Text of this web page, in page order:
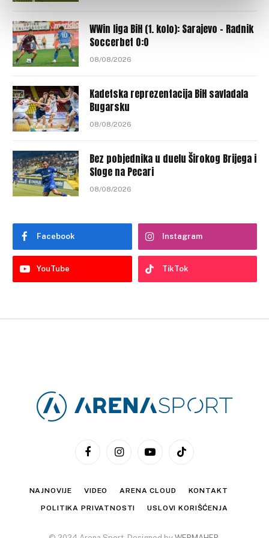
WWin liga BiH (1. kolo): Sarajevo – Radnik
Soccerbet 0:0
08/08/2026
Kadetska reprezentacija BiH savladala
Bugarsku
08/08/2026
Bez pobjednika u duelu Širokog Brijega i
Sloge na Pecari
08/08/2026
Facebook Instagram
YouTube TikTok
FacebookInstagramYouTubeTikTok
NAJNOVIJE VIDEO ARENA CLOUD KONTAKT
POLITIKA PRIVATNOSTI USLOVI KORIŠĆENJA